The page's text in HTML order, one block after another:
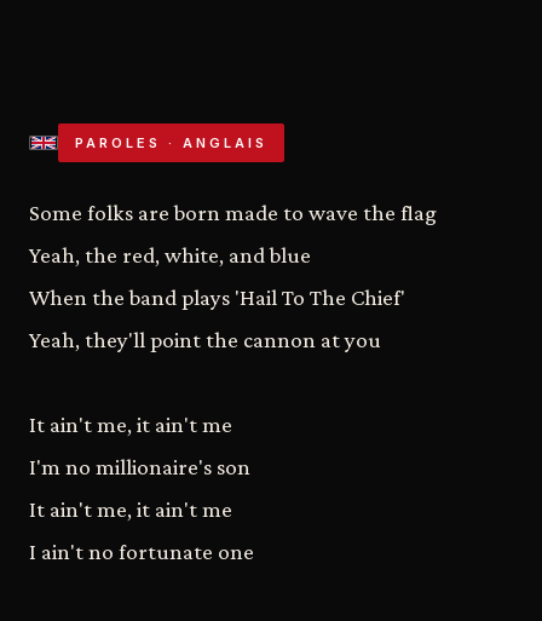
PAROLES · ANGLAIS
Some folks are born made to wave the flag
Yeah, the red, white, and blue
When the band plays 'Hail To The Chief'
Yeah, they'll point the cannon at you
It ain't me, it ain't me
I'm no millionaire's son
It ain't me, it ain't me
I ain't no fortunate one